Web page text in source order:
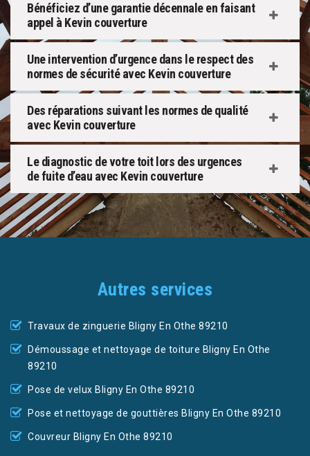
Bénéficiez d’une garantie décennale en faisant
appel à Kevin couverture
Une intervention d’urgence dans le respect des
normes de sécurité avec Kevin couverture
Des réparations suivant les normes de qualité
avec Kevin couverture
Le diagnostic de votre toit lors des urgences
de fuite d’eau avec Kevin couverture
Autres services
Travaux de zinguerie Bligny En Othe 89210
Démoussage et nettoyage de toiture Bligny En Othe
89210
Pose de velux Bligny En Othe 89210
Pose et nettoyage de gouttières Bligny En Othe 89210
Couvreur Bligny En Othe 89210